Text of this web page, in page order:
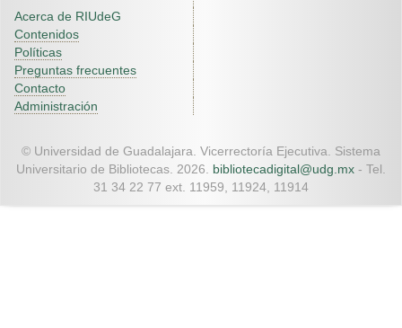
Acerca de RIUdeG
Contenidos
Políticas
Preguntas frecuentes
Contacto
Administración
© Universidad de Guadalajara. Vicerrectoría Ejecutiva. Sistema
Universitario de Bibliotecas. 2026. bibliotecadigital@udg.mx - Tel.
31 34 22 77 ext. 11959, 11924, 11914